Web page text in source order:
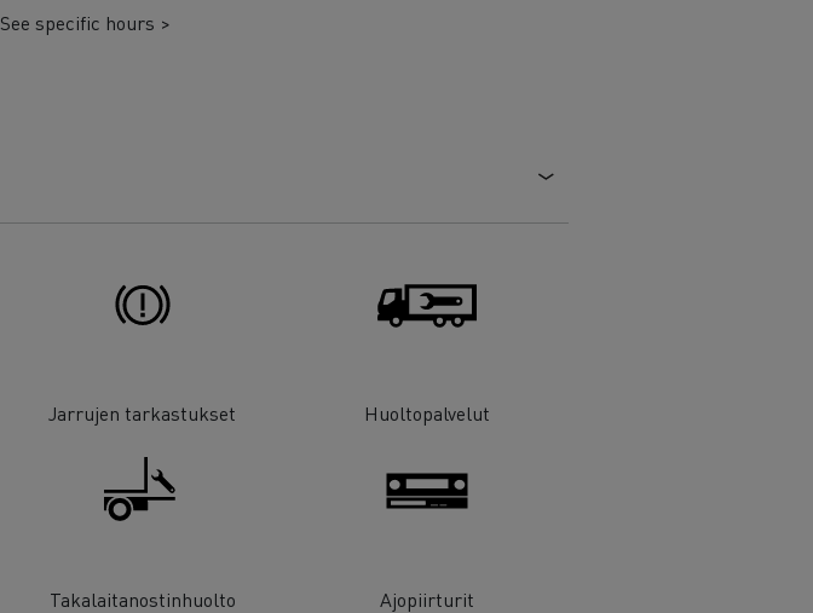
See specific hours >
Jarrujen tarkastukset Huoltopalvelut
Takalaitanostinhuolto Ajopiirturit